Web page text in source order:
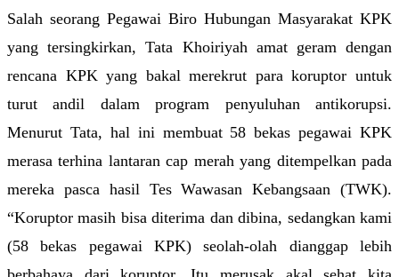
Salah seorang Pegawai Biro Hubungan Masyarakat KPK
yang tersingkirkan, Tata Khoiriyah amat geram dengan
rencana KPK yang bakal merekrut para koruptor untuk
turut andil dalam program penyuluhan antikorupsi.
Menurut Tata, hal ini membuat 58 bekas pegawai KPK
merasa terhina lantaran cap merah yang ditempelkan pada
mereka pasca hasil Tes Wawasan Kebangsaan (TWK).
“Koruptor masih bisa diterima dan dibina, sedangkan kami
(58 bekas pegawai KPK) seolah-olah dianggap lebih